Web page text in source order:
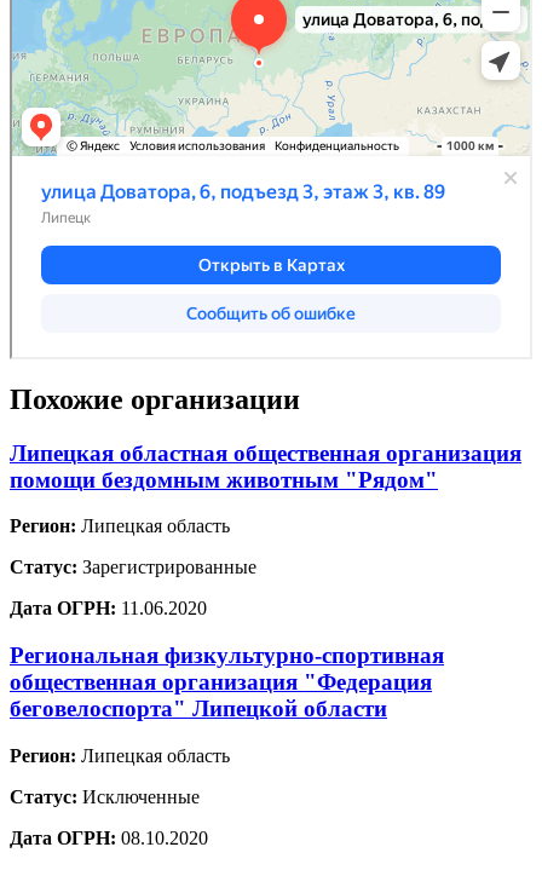
Похожие организации
Липецкая областная общественная организация
помощи бездомным животным "Рядом"
Регион: Липецкая область
Статус: Зарегистрированные
Дата ОГРН: 11.06.2020
Региональная физкультурно-спортивная
общественная организация "Федерация
беговелоспорта" Липецкой области
Регион: Липецкая область
Статус: Исключенные
Дата ОГРН: 08.10.2020